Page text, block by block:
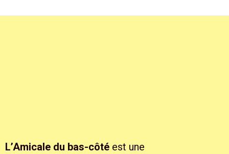
L’Amicale du bas-côté est une